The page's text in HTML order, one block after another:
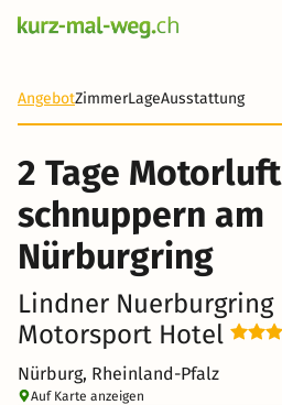
AngebotZimmerLageAusstattung
2 Tage Motorluft
schnuppern am
Nürburgring
Lindner Nuerburgring
Motorsport Hotel
Nürburg, Rheinland-Pfalz
Auf Karte anzeigen